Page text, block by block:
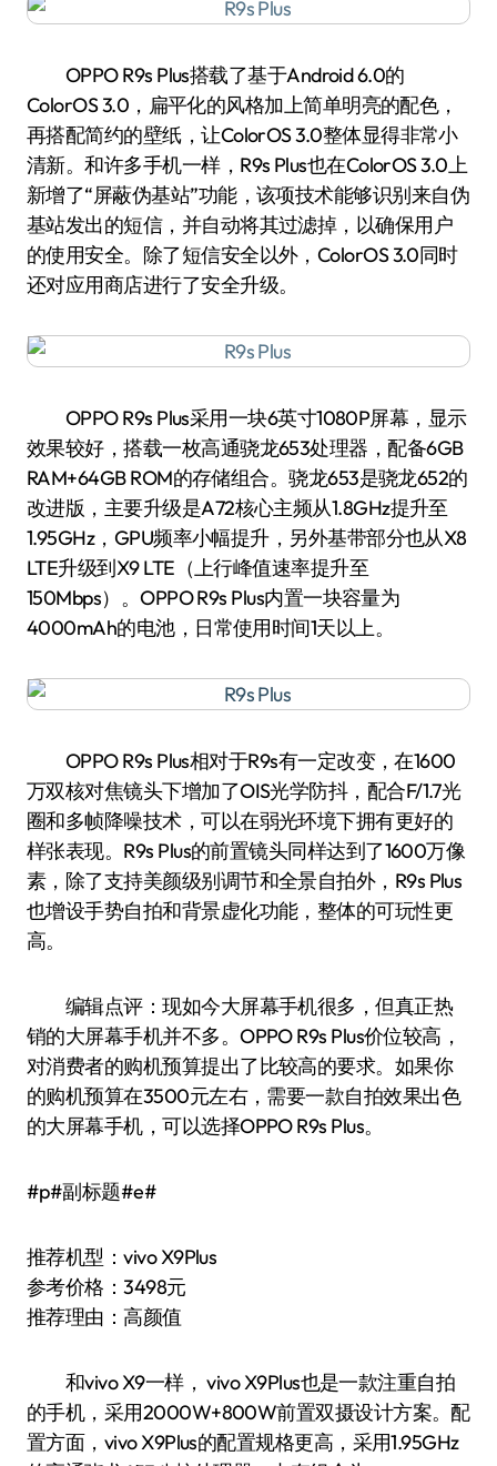
OPPO R9s Plus搭载了基于Android 6.0的
ColorOS 3.0，扁平化的风格加上简单明亮的配色，
再搭配简约的壁纸，让ColorOS 3.0整体显得非常小
清新。和许多手机一样，R9s Plus也在ColorOS 3.0上
新增了“屏蔽伪基站”功能，该项技术能够识别来自伪
基站发出的短信，并自动将其过滤掉，以确保用户
的使用安全。除了短信安全以外，ColorOS 3.0同时
还对应用商店进行了安全升级。
OPPO R9s Plus采用一块6英寸1080P屏幕，显示
效果较好，搭载一枚高通骁龙653处理器，配备6GB
RAM+64GB ROM的存储组合。骁龙653是骁龙652的
改进版，主要升级是A72核心主频从1.8GHz提升至
1.95GHz，GPU频率小幅提升，另外基带部分也从X8
LTE升级到X9 LTE（上行峰值速率提升至
150Mbps）。OPPO R9s Plus内置一块容量为
4000mAh的电池，日常使用时间1天以上。
OPPO R9s Plus相对于R9s有一定改变，在1600
万双核对焦镜头下增加了OIS光学防抖，配合F/1.7光
圈和多帧降噪技术，可以在弱光环境下拥有更好的
样张表现。R9s Plus的前置镜头同样达到了1600万像
素，除了支持美颜级别调节和全景自拍外，R9s Plus
也增设手势自拍和背景虚化功能，整体的可玩性更
高。
编辑点评：现如今大屏幕手机很多，但真正热
销的大屏幕手机并不多。OPPO R9s Plus价位较高，
对消费者的购机预算提出了比较高的要求。如果你
的购机预算在3500元左右，需要一款自拍效果出色
的大屏幕手机，可以选择OPPO R9s Plus。
#p#副标题#e#
推荐机型：vivo X9Plus
参考价格：3498元
推荐理由：高颜值
和vivo X9一样， vivo X9Plus也是一款注重自拍
的手机，采用2000W+800W前置双摄设计方案。配
置方面，vivo X9Plus的配置规格更高，采用1.95GHz